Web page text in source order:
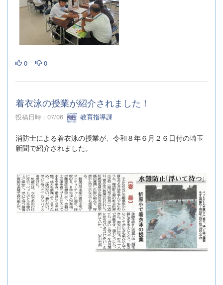
0 0
着衣泳の授業が紹介されました！
投稿日時 : 07/06 教育指導課
消防士による着衣泳の授業が、令和８年６月２６日付の埼玉
新聞で紹介されました。